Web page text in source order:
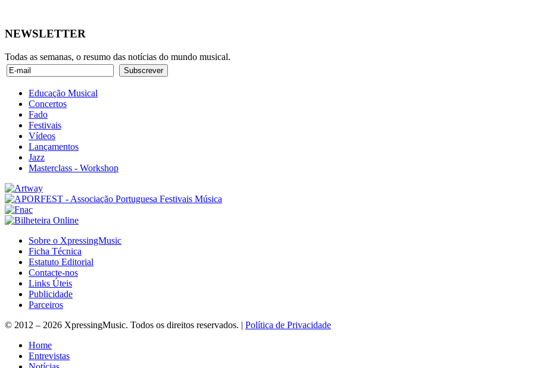
NEWSLETTER
Todas as semanas, o resumo das notícias do mundo musical.
Educação Musical
Concertos
Fado
Festivais
Vídeos
Lançamentos
Jazz
Masterclass - Workshop
Sobre o XpressingMusic
Ficha Técnica
Estatuto Editorial
Contacte-nos
Links Úteis
Publicidade
Parceiros
© 2012 – 2026 XpressingMusic. Todos os direitos reservados. | Política de Privacidade
Home
Entrevistas